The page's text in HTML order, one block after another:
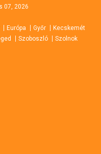
07, 2026
Európa Győr
Kecskemét
Szoboszló Szolnok